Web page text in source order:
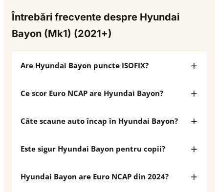
Întrebări frecvente despre Hyundai
Bayon (Mk1) (2021+)
Are Hyundai Bayon puncte ISOFIX?
Ce scor Euro NCAP are Hyundai Bayon?
Câte scaune auto încap în Hyundai Bayon?
Este sigur Hyundai Bayon pentru copii?
Hyundai Bayon are Euro NCAP din 2024?